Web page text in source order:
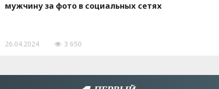
мужчину за фото в социальных сетях
26.04.2024 3 650